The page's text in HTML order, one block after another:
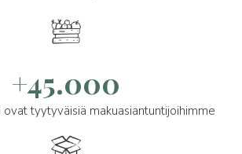
+45.000
ovat tyytyväisiä makuasiantuntijoihimme